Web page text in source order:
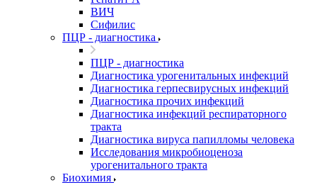
ВИЧ
Сифилис
ПЦР - диагностика
ПЦР - диагностика
Диагностика урогенитальных инфекций
Диагностика герпесвирусных инфекций
Диагностика прочих инфекций
Диагностика инфекций респираторного
тракта
Диагностика вируса папилломы человека
Исследования микробиоценоза
урогенитального тракта
Биохимия